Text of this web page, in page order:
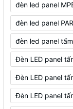
đèn led panel
đèn led panel
đèn led panel tấm
Đèn LED panel
Đèn LED panel
Đèn LED panel